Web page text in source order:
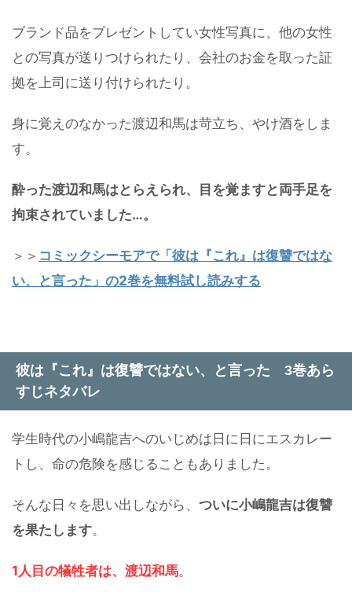
ブランド品をプレゼントしてい女性写真に、他の女性
との写真が送りつけられたり、会社のお金を取った証
拠を上司に送り付けられたり。
身に覚えのなかった渡辺和馬は苛立ち、やけ酒をしま
す。
酔った渡辺和馬はとらえられ、目を覚ますと両手足を
拘束されていました…。
＞＞ コミックシーモアで「彼は『これ』は復讐ではな
い、と言った」の2巻を無料試し読みする
彼は『これ』は復讐ではない、と言った 3巻あら
すじネタバレ
学生時代の小嶋龍吉へのいじめは日に日にエスカレー
トし、命の危険を感じることもありました。
そんな日々を思い出しながら、 ついに小嶋龍吉は復讐
を果たします。
1人目の犠牲者は、渡辺和馬。